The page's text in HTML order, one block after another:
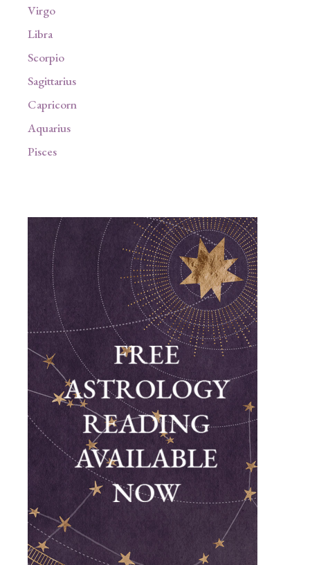
Virgo
Libra
Scorpio
Sagittarius
Capricorn
Aquarius
Pisces